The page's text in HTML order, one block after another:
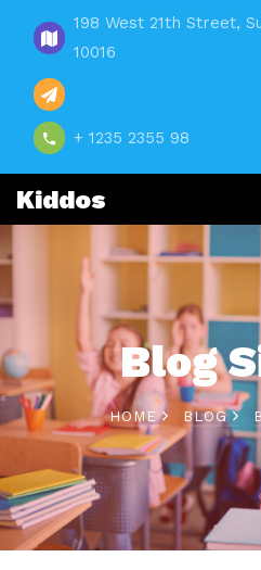
198 West 21th Street,
10016
+ 1235 2355 98
Kiddos
Blog
HOME BLOG